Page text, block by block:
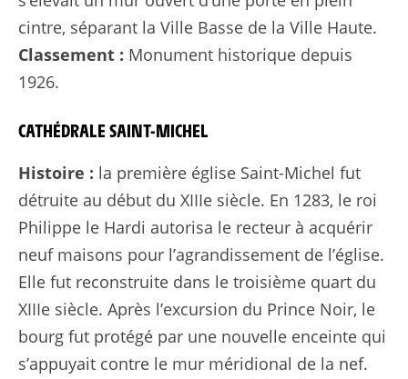
cintre, séparant la Ville Basse de la Ville Haute.
Classement : Monument historique depuis
1926.
CATHÉDRALE SAINT-MICHEL
Histoire : la première église Saint-Michel fut
détruite au début du XIIIe siècle. En 1283, le roi
Philippe le Hardi autorisa le recteur à acquérir
neuf maisons pour l’agrandissement de l’église.
Elle fut reconstruite dans le troisième quart du
XIIIe siècle. Après l’excursion du Prince Noir, le
bourg fut protégé par une nouvelle enceinte qui
s’appuyait contre le mur méridional de la nef.